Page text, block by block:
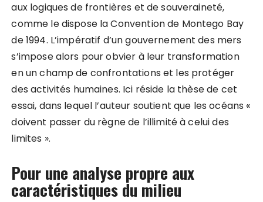
aux logiques de frontières et de souveraineté,
comme le dispose la Convention de Montego Bay
de 1994. L’impératif d’un gouvernement des mers
s’impose alors pour obvier à leur transformation
en un champ de confrontations et les protéger
des activités humaines. Ici réside la thèse de cet
essai, dans lequel l’auteur soutient que les océans «
doivent passer du règne de l’illimité à celui des
limites ».
Pour une analyse propre aux
caractéristiques du milieu